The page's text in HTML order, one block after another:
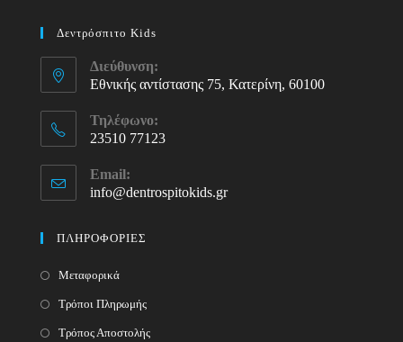
Δεντρόσπιτο Kids
Διεύθυνση:
Εθνικής αντίστασης 75, Κατερίνη, 60100
Τηλέφωνο:
23510 77123
in
your
Email:
info@dentrospitokids.grOpens
ΠΛΗΡΟΦΟΡΙΕΣ
Μεταφορικά
Τρόποι Πληρωμής
Τρόπος Αποστολής